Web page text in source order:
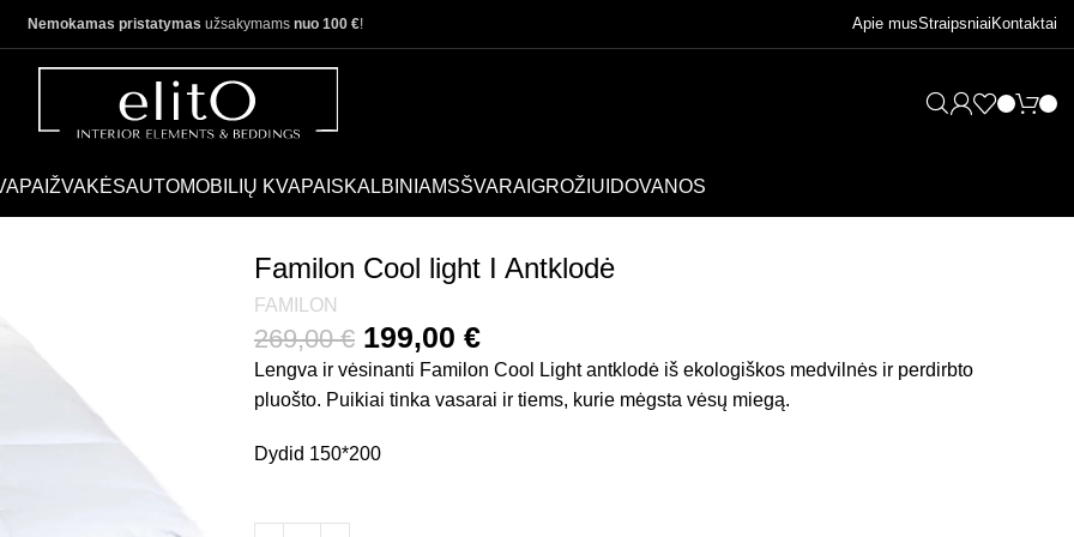
Nemokamas pristatymas užsakymams nuo 100 €! Apie musStraipsniai Kontaktai
ŽVAKĖSAUTOMOBILIŲ KVAPAI SKALBINIAMSŠVARAI GROŽIUI DOVANOS
Familon Cool light I Antklodė
FAMILON
269,00€ 199,00 €
Lengva ir vėsinanti Familon Cool Light antklodė iš ekologiškos medvilnės ir perdirbto
pluošto. Puikiai tinka vasarai ir tiems, kurie mėgsta vėsų miegą.
Dydid 150*200